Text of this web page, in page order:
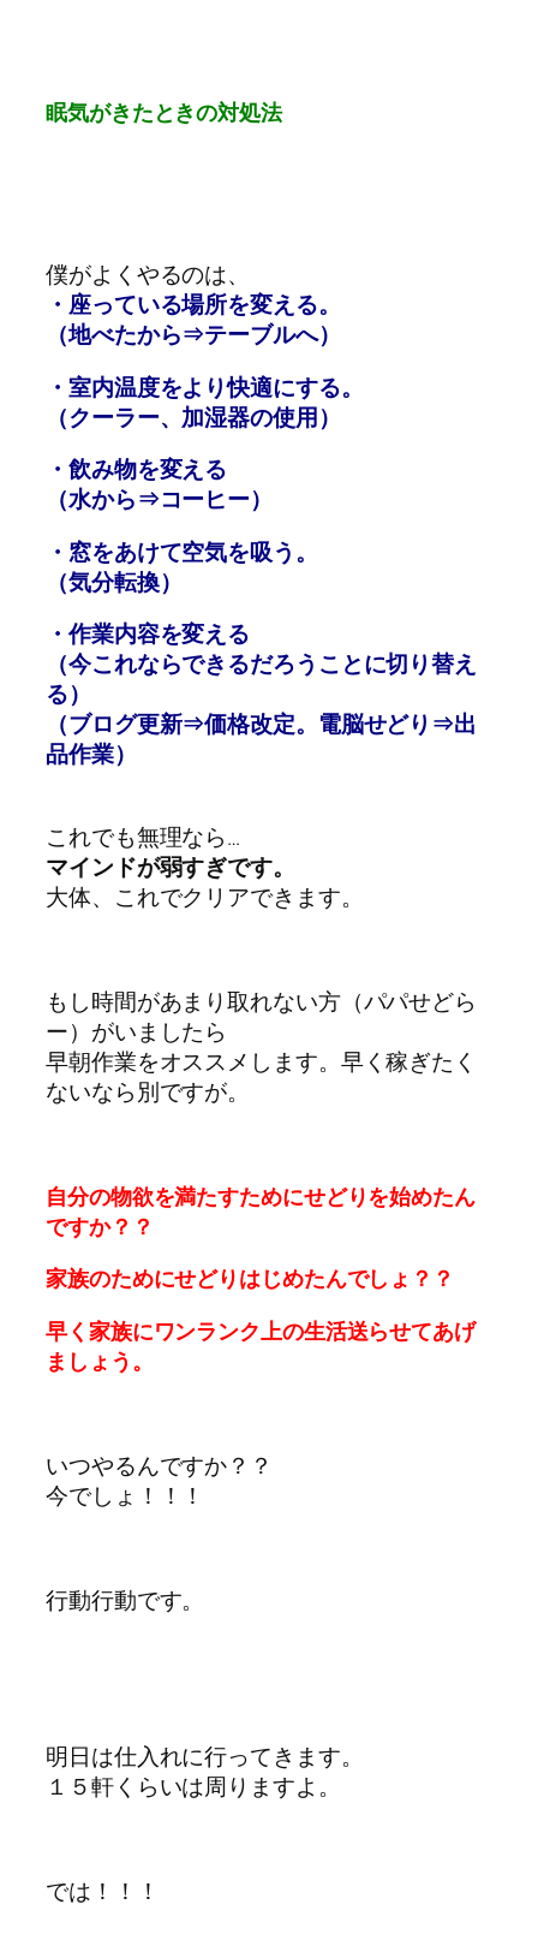
眠気がきたときの対処法
僕がよくやるのは、
・座っている場所を変える。
（地べたから⇒テーブルへ）
・室内温度をより快適にする。
（クーラー、加湿器の使用）
・飲み物を変える
（水から⇒コーヒー）
・窓をあけて空気を吸う。
（気分転換）
・作業内容を変える
（今これならできるだろうことに切り替え
る）
（ブログ更新⇒価格改定。電脳せどり⇒出
品作業）
これでも無理なら…
マインドが弱すぎです。
大体、これでクリアできます。
もし時間があまり取れない方（パパせどら
ー）がいましたら
早朝作業をオススメします。早く稼ぎたく
ないなら別ですが。
自分の物欲を満たすためにせどりを始めたん
ですか？？
家族のためにせどりはじめたんでしょ？？
早く家族にワンランク上の生活送らせてあげ
ましょう。
いつやるんですか？？
今でしょ！！！
行動行動です。
明日は仕入れに行ってきます。
１５軒くらいは周りますよ。
では！！！